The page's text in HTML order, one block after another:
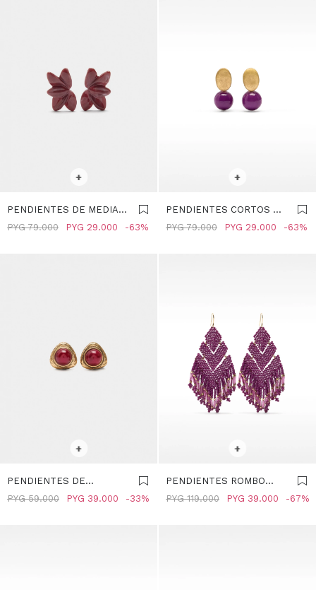
+
PENDIENTES DE MEDIA
FLOR - BURDEOS
PYG 29.000
PYG 79.000 63
+
PENDIENTES CORTOS DE
PIEDRA - BURDEOS
PYG 29.000
PYG 79.000 63
+
PENDIENTES DE
TRIÁNGULOS ESFERA -
PYG 39.000
PYG 59.000 33
+
PENDIENTES ROMBO
CON ABALORIOS -
PYG 39.000
PYG 119.000 67